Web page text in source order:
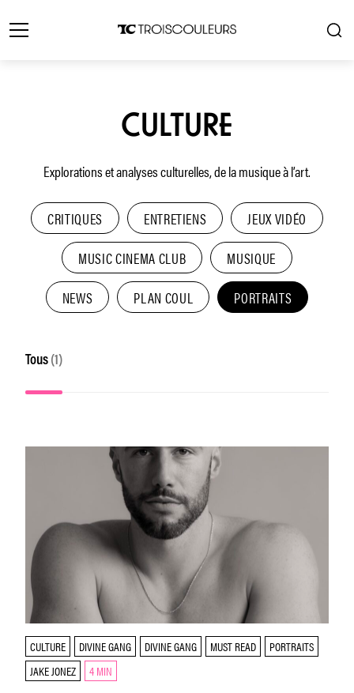
CULTURE
Explorations et analyses culturelles, de la musique à l’art.
CRITIQUES ENTRETIENS
JEUX VIDÉO
MUSIC CINEMA CLUB
MUSIQUE
NEWS
PLAN COUL PORTRAITS
Tous (1)
CULTURE DIVINE GANG DIVINE GANG MUST READ
PORTRAITS
JAKE JONEZ
4 MIN